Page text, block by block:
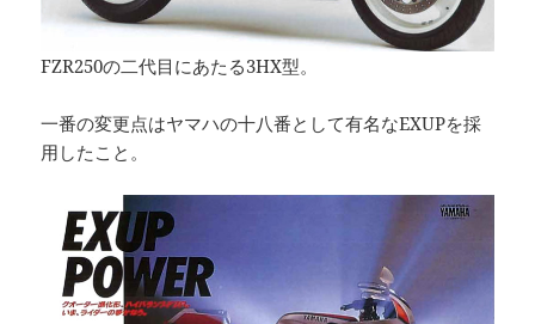
FZR250の二代目にあたる3HX型。
一番の変更点はヤマハの十八番として有名なEXUPを採
用したこと。